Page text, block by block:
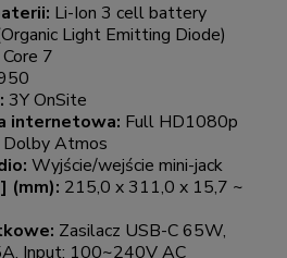
Li-Ion 3 cell battery
Light Emitting Diode)
7
3Y OnSite
internetowa: Full HD1080p
Dolby Atmos
Wyjście/wejście mini-jack
(mm): 215,0 x 311,0 x 15,7 ~
Zasilacz USB-C 65W,
Input: 100~240V AC